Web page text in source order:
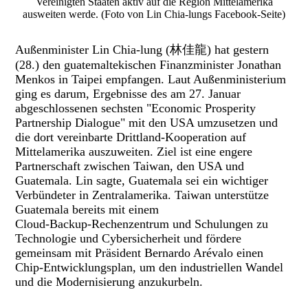
ausweiten werde. (Foto von Lin Chia-lungs Facebook-Seite)
Außenminister Lin Chia-lung (林佳龍) hat gestern
(28.) den guatemaltekischen Finanzminister Jonathan
Menkos in Taipei empfangen. Laut Außenministerium
ging es darum, Ergebnisse des am 27. Januar
abgeschlossenen sechsten "Economic Prosperity
Partnership Dialogue" mit den USA umzusetzen und
die dort vereinbarte Drittland‑Kooperation auf
Mittelamerika auszuweiten. Ziel ist eine engere
Partnerschaft zwischen Taiwan, den USA und
Guatemala. Lin sagte, Guatemala sei ein wichtiger
Verbündeter in Zentralamerika. Taiwan unterstütze
Guatemala bereits mit einem
Cloud‑Backup‑Rechenzentrum und Schulungen zu
Technologie und Cybersicherheit und fördere
gemeinsam mit Präsident Bernardo Arévalo einen
Chip‑Entwicklungsplan, um den industriellen Wandel
und die Modernisierung anzukurbeln.